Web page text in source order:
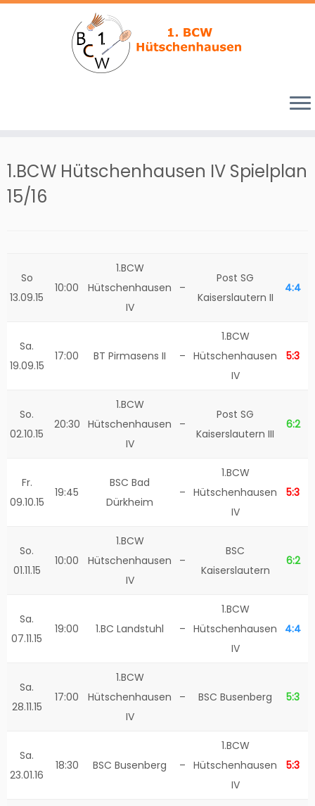
Inhalt
springen
1.BCW Hütschenhausen IV Spielplan
15/16
So
13.09.15
10:00
1.BCW
Hütschenhausen
IV
–
Post SG
Kaiserslautern II
4:4
Sa.
19.09.15
17:00 BT Pirmasens II –
1.BCW
Hütschenhausen
IV
5:3
So.
02.10.15
20:30
1.BCW
Hütschenhausen
IV
–
Post SG
Kaiserslautern III
6:2
Fr.
09.10.15
19:45
BSC Bad
Dürkheim
–
1.BCW
Hütschenhausen
IV
5:3
So.
01.11.15
10:00
1.BCW
Hütschenhausen
IV
–
BSC
Kaiserslautern
6:2
Sa.
07.11.15
19:00 1.BC Landstuhl –
1.BCW
Hütschenhausen
IV
4:4
Sa.
28.11.15
17:00
1.BCW
Hütschenhausen
IV
– BSC Busenberg 5:3
Sa.
23.01.16
18:30 BSC Busenberg –
1.BCW
Hütschenhausen
IV
5:3